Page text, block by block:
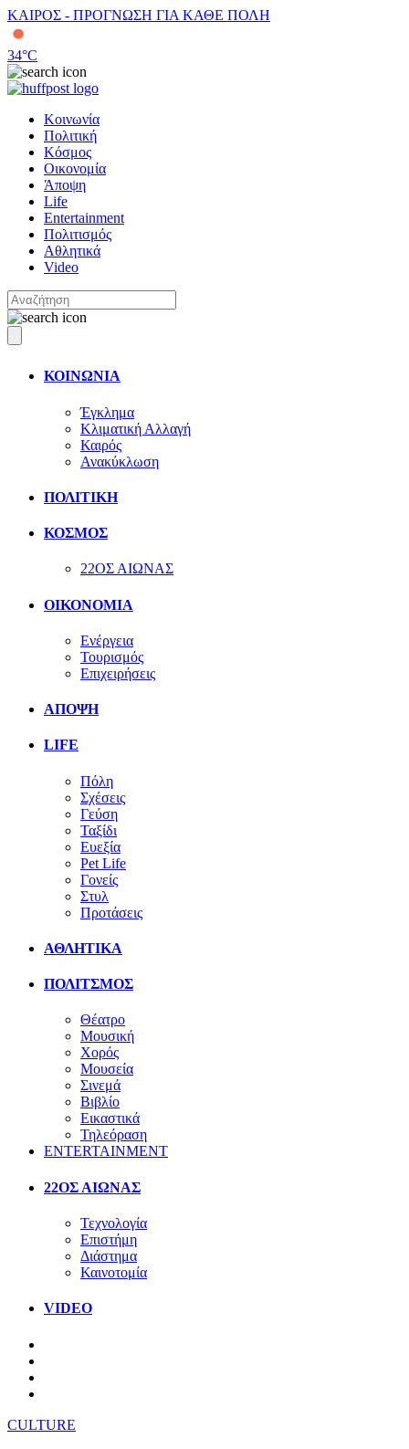
ΚΑΙΡΟΣ - ΠΡΟΓΝΩΣΗ ΓΙΑ ΚΑΘΕ ΠΟΛΗ
34°C
Κοινωνία
Πολιτική
Κόσμος
Οικονομία
Άποψη
Life
Entertainment
Πολιτισμός
Αθλητικά
Video
ΚΟΙΝΩΝΙΑ
Έγκλημα
Κλιματική Αλλαγή
Καιρός
Ανακύκλωση
ΠΟΛΙΤΙΚΗ
ΚΟΣΜΟΣ
22ΟΣ ΑΙΩΝΑΣ
ΟΙΚΟΝΟΜΙΑ
Ενέργεια
Τουρισμός
Επιχειρήσεις
ΑΠΟΨΗ
LIFE
Πόλη
Σχέσεις
Γεύση
Ταξίδι
Ευεξία
Pet Life
Γονείς
Στυλ
Προτάσεις
ΑΘΛΗΤΙΚΑ
ΠΟΛΙΤΣΜΟΣ
Θέατρο
Μουσική
Χορός
Μουσεία
Σινεμά
Βιβλίο
Εικαστικά
Τηλεόραση
ENTERTAINMENT
22ΟΣ ΑΙΩΝΑΣ
Τεχνολογία
Επιστήμη
Διάστημα
Καινοτομία
VIDEO
CULTURE